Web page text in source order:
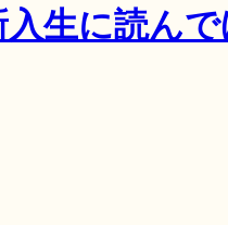
生に読ん